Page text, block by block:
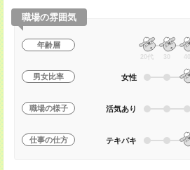
職場の雰囲気
年齢層
20代 30 40
男女比率 女性
職場の様子 活気あり
仕事の仕方 テキパキ